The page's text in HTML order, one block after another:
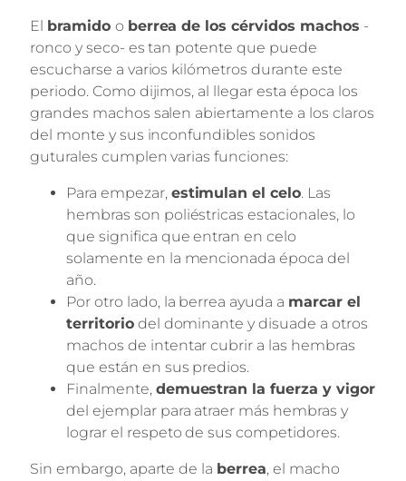
El bramido o berrea de los cérvidos machos -
ronco y seco- es tan potente que puede
escucharse a varios kilómetros durante este
periodo. Como dijimos, al llegar esta época los
grandes machos salen abiertamente a los claros
del monte y sus inconfundibles sonidos
guturales cumplen varias funciones:
Para empezar, estimulan el celo. Las
hembras son poliéstricas estacionales, lo
que significa que entran en celo
solamente en la mencionada época del
año.
Por otro lado, la berrea ayuda a marcar el
territoriodel dominante y disuade a otros
machos de intentar cubrir a las hembras
que están en sus predios.
Finalmente, demuestran la fuerza y vigor
del ejemplar para atraer más hembras y
lograr el respeto de sus competidores.
Sin embargo, aparte de la berrea, el macho